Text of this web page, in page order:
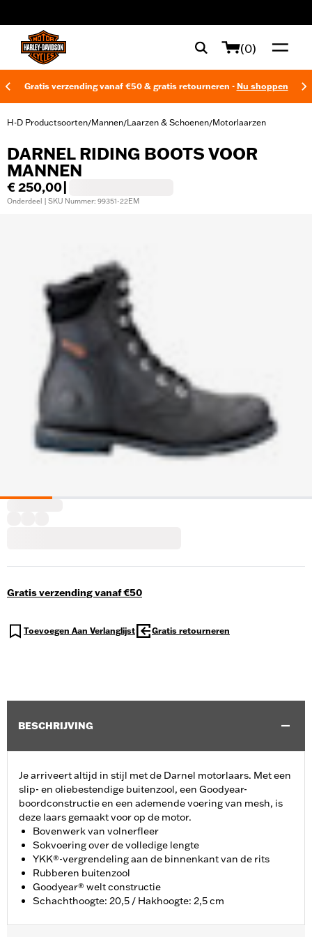
(0)
Gratis verzending vanaf €50 & gratis retourneren - Nu shoppen
H-D Productsoorten/Mannen/Laarzen & Schoenen/Motorlaarzen
DARNEL RIDING BOOTS VOOR
MANNEN
€ 250,00
Onderdeel | SKU Nummer: 99351-22EM
Gratis verzending vanaf €50
Toevoegen Aan Verlanglijst Gratis retourneren
BESCHRIJVING
Je arriveert altijd in stijl met de Darnel motorlaars. Met een
slip- en oliebestendige buitenzool, een Goodyear-
boordconstructie en een ademende voering van mesh, is
deze laars gemaakt voor op de motor.
Bovenwerk van volnerfleer
Sokvoering over de volledige lengte
YKK®-vergrendeling aan de binnenkant van de rits
Rubberen buitenzool
Goodyear® welt constructie
Schachthoogte: 20,5 / Hakhoogte: 2,5 cm